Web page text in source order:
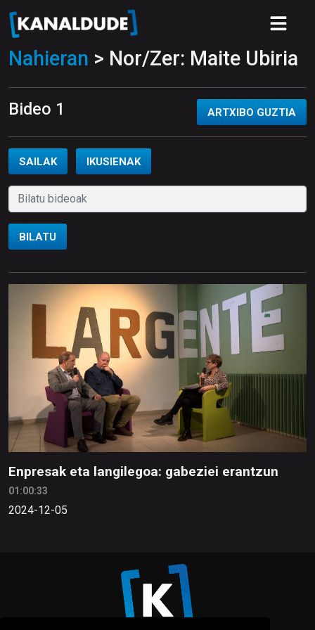
Nahieran > Nor/Zer: Maite Ubiria
Bideo 1 ARTXIBO GUZTIA
SAILAK IKUSIENAK
BILATU
Enpresak eta langilegoa: gabeziei erantzun
01:00:33
2024-12-05